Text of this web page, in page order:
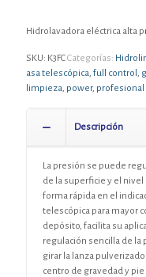
Hidrolavadora eléctrica alta
SKU: K3FCCategorías:
asa telescópica, full control ,
limpieza, power, profesional
Descripción
La presión se puede
de la superficie y el
forma rápida en el
telescópica para mayor
depósito, facilita su
regulación sencilla de la
girar la lanza
centro de gravedad y